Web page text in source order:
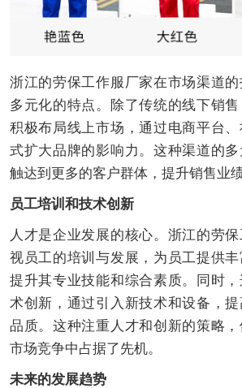
浙江的劳保工作服厂家在市场渠道
多元化的特点。除了传统的线下销
积极布局线上市场，通过电商平台
式扩大品牌的影响力。这种渠道的
触达到更多的客户群体，提升销售业绩
员工培训和技术创新
人才是企业发展的核心。浙江的劳
视员工的培训与发展，为员工提供
提升其专业技能和综合素质。同时
术创新，通过引入新技术和设备，
品质。这种注重人才和创新的策略
市场竞争中占据了先机。
未来的发展趋势